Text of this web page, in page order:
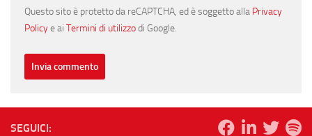
Questo sito è protetto da reCAPTCHA, ed è soggetto alla Privacy
Policye ai Termini di utilizzodi Google.
SEGUICI: